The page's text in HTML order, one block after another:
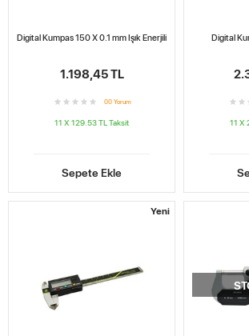
Digital Kumpas 150 X 0.1 mm Işık Enerjili
1.198,45 TL
00 Yorum
11 X 129.53 TL Taksit
Sepete Ekle
Digital
11 X
Yeni